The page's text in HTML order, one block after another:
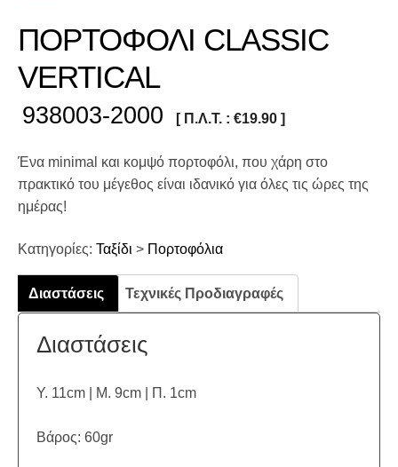
ΠΟΡΤΟΦΟΛΙ CLASSIC
VERTICAL
938003-2000 [ Π.Λ.Τ. : €19.90 ]
Ένα minimal και κομψό πορτοφόλι, που χάρη στο
πρακτικό του μέγεθος είναι ιδανικό για όλες τις ώρες της
ημέρας!
Κατηγορίες: Ταξίδι > Πορτοφόλια
Διαστάσεις Τεχνικές Προδιαγραφές
Διαστάσεις
Υ. 11cm | Μ. 9cm | Π. 1cm
Βάρος: 60gr